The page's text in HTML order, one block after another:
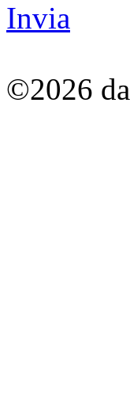
Invia
©2026